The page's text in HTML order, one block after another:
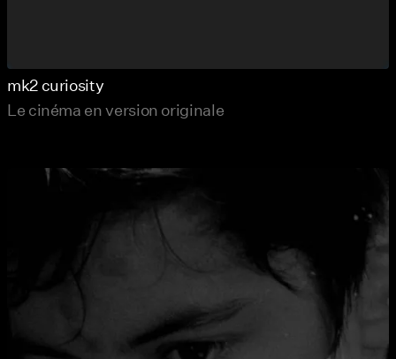
mk2 curiosity
Le cinéma en version originale